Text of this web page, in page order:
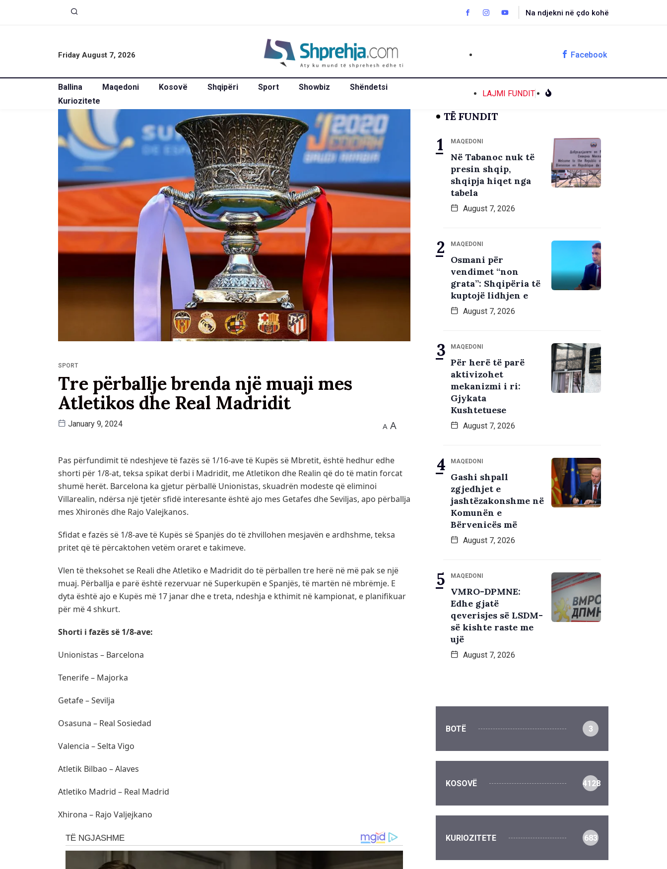
Na ndjekni në çdo kohë
Friday August 7, 2026 Facebook
Ballina Maqedoni Kosovë Shqipëri Sport Showbiz
Shëndetsi
Kuriozitete
LAJMI FUNDIT
SPORT
Tre përballje brenda një muaji mes
Atletikos dhe Real Madridit
January 9, 2024 A A
Pas përfundimit të ndeshjeve të fazës së 1/16-ave të Kupës së Mbretit, është hedhur edhe
shorti për 1/8-at, teksa spikat derbi i Madridit, me Atletikon dhe Realin që do të matin forcat
shumë herët. Barcelona ka gjetur përballë Unionistas, skuadrën modeste që eliminoi
Villarealin, ndërsa një tjetër sfidë interesante është ajo mes Getafes dhe Seviljas, apo përballja
mes Xhironës dhe Rajo Valejkanos.
Sfidat e fazës së 1/8-ave të Kupës së Spanjës do të zhvillohen mesjavën e ardhshme, teksa
pritet që të përcaktohen vetëm oraret e takimeve.
Vlen të theksohet se Reali dhe Atletiko e Madridit do të përballen tre herë në më pak se një
muaj. Përballja e parë është rezervuar në Superkupën e Spanjës, të martën në mbrëmje. E
dyta është ajo e Kupës më 17 janar dhe e treta, ndeshja e kthimit në kampionat, e planifikuar
për më 4 shkurt.
Shorti i fazës së 1/8-ave:
Unionistas – Barcelona
Tenerife – Majorka
Getafe – Sevilja
Osasuna – Real Sosiedad
Valencia – Selta Vigo
Atletik Bilbao – Alaves
Atletiko Madrid – Real Madrid
Xhirona – Rajo Valjejkano
TË FUNDIT
MAQEDONI
Në Tabanoc nuk të
presin shqip,
shqipja hiqet nga
tabela
August 7, 2026
MAQEDONI
Osmani për
vendimet “non
grata”: Shqipëria të
kuptojë lidhjen e
August 7, 2026
MAQEDONI
Për herë të parë
aktivizohet
mekanizmi i ri:
Gjykata
Kushtetuese
August 7, 2026
MAQEDONI
Gashi shpall
zgjedhjet e
jashtëzakonshme në
Komunën e
Bërvenicës më
August 7, 2026
MAQEDONI
VMRO-DPMNE:
Edhe gjatë
qeverisjes së LSDM-
së kishte raste me
ujë
August 7, 2026
BOTË 3
KOSOVË 4128
KURIOZITETE 683